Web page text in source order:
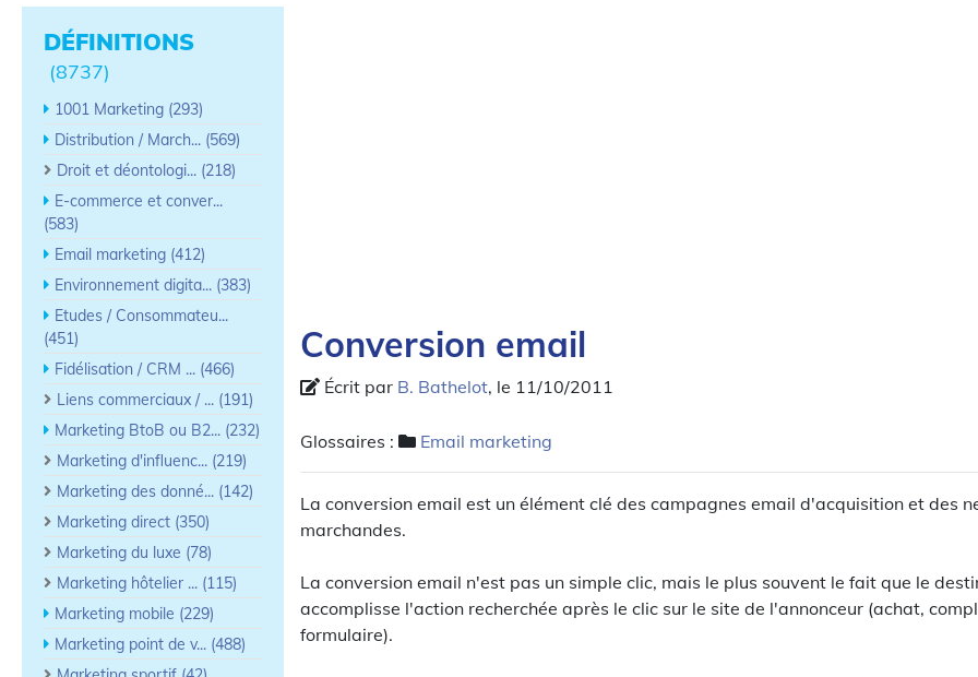
DÉFINITIONS
(8737)
1001 Marketing (293)
Distribution / March... (569)
Droit et déontologi... (218)
E-commerce et conver...
(583)
Email marketing (412)
Environnement digita... (383)
Etudes / Consommateu...
(451)
Fidélisation / CRM ... (466)
Liens commerciaux / ... (191)
Marketing BtoB ou B2... (232)
Marketing d'influenc... (219)
Marketing des donné... (142)
Marketing direct (350)
Marketing du luxe (78)
Marketing hôtelier ... (115)
Marketing mobile (229)
Marketing point de v... (488)
Conversion email
Écrit par B. Bathelot, le 11/10/2011
Glossaires : Email marketing
La conversion email est un élément clé des campagnes email d'acquisition et des
marchandes.
La conversion email n'est pas un simple clic, mais le plus souvent le fait que le
accomplisse l'action recherchée après le clic sur le site de l'annonceur (achat,
formulaire).